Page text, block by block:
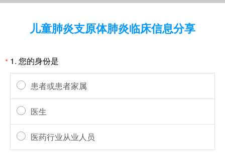
儿童肺炎支原体肺炎临床信息分享
* 1. 您的身份是
患者或患者家属
医生
医药行业从业人员